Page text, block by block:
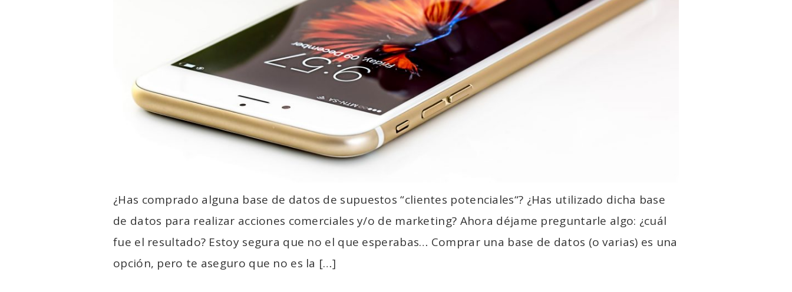
¿Has comprado alguna base de datos de supuestos “clientes potenciales“? ¿Has utilizado dicha base
de datos para realizar acciones comerciales y/o de marketing? Ahora déjame preguntarle algo: ¿cuál
fue el resultado? Estoy segura que no el que esperabas… Comprar una base de datos (o varias) es una
opción, pero te aseguro que no es la […]